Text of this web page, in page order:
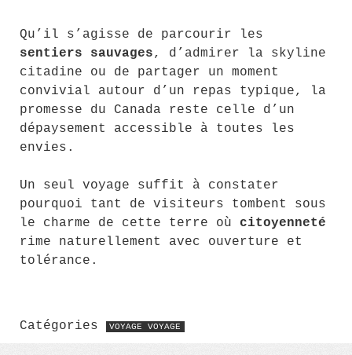
Qu’il s’agisse de parcourir les
sentiers sauvages, d’admirer la skyline
citadine ou de partager un moment
convivial autour d’un repas typique, la
promesse du Canada reste celle d’un
dépaysement accessible à toutes les
envies.
Un seul voyage suffit à constater
pourquoi tant de visiteurs tombent sous
le charme de cette terre où citoyenneté
rime naturellement avec ouverture et
tolérance.
Catégories VOYAGE VOYAGE